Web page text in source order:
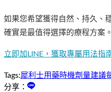
如果您希望獲得自然、持久、
確實是最值得選擇的療程方案。
立即加LINE，獲取專屬用法指
Tags:犀利士用藥時機劑量建議
分享：